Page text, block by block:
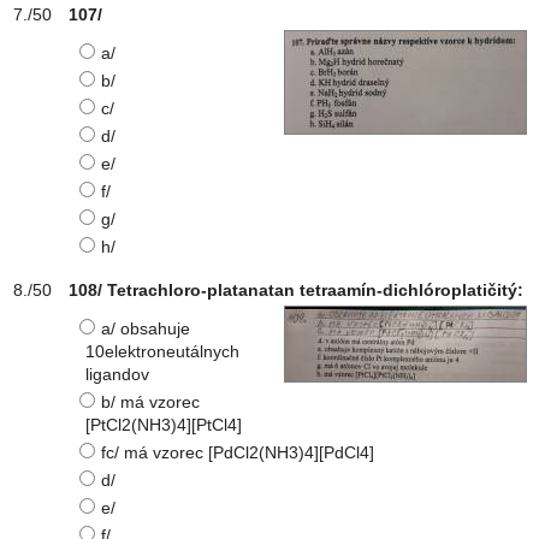
107/
a/
b/
c/
d/
e/
f/
g/
h/
108/ Tetrachloro-platanatan tetraamín-dichlóroplatičitý:
a/ obsahuje
10elektroneutálnych
ligandov
b/ má vzorec
[PtCl2(NH3)4][PtCl4]
fc/ má vzorec [PdCl2(NH3)4][PdCl4]
d/
e/